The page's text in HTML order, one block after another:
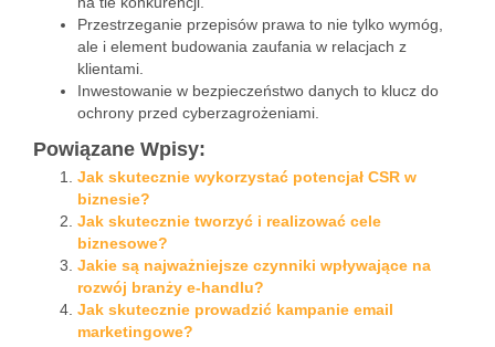
Przestrzeganie przepisów prawa to nie tylko wymóg,
ale i element budowania zaufania w relacjach z
klientami.
Inwestowanie w bezpieczeństwo danych to klucz do
ochrony przed cyberzagrożeniami.
Powiązane Wpisy:
Jak skutecznie wykorzystać potencjał CSR w
biznesie?
Jak skutecznie tworzyć i realizować cele
biznesowe?
Jakie są najważniejsze czynniki wpływające na
rozwój branży e-handlu?
Jak skutecznie prowadzić kampanie email
marketingowe?